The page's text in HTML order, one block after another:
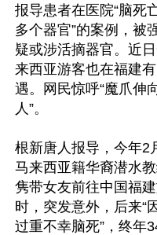
报导患者在医院“脑死
多个器官”的案例，被
疑或涉活摘器官。近
来西亚游客也在福建
遇。网民惊呼“魔爪伸
人”。
根新唐人报导，今年2
马来西亚籍华裔潜水
隽带女友前往中国福
时，突发意外，后来“
过重不幸脑死”，终年